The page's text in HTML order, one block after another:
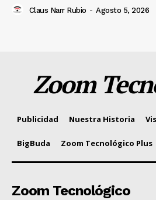
Claus Narr Rubio - Agosto 5, 2026
Zoom
Publicidad Nuestra Historia
BigBuda Zoom Tecnológico Plus
Zoom Tecnológico